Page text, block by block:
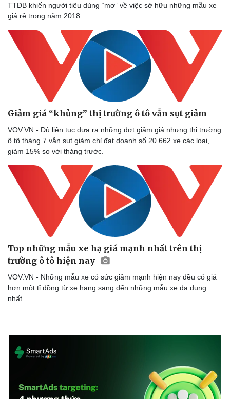
Cây thuốc
Nam khoa
Làm đẹp - giảm cân
TTĐB khiến người tiêu dùng “mơ” về việc sở hữu những mẫu xe
giá rẻ trong năm 2018.
Giảm giá “khủng” thị trường ô tô vẫn sụt giảm
VOV.VN - Dù liên tục đưa ra những đợt giảm giá nhưng thị trường
ô tô tháng 7 vẫn sụt giảm chỉ đạt doanh số 20.662 xe các loại,
giảm 15% so với tháng trước.
Top những mẫu xe hạ giá mạnh nhất trên thị
trường ô tô hiện nay
VOV.VN - Những mẫu xe có sức giảm mạnh hiện nay đều có giá
hơn một tỉ đồng từ xe hạng sang đến những mẫu xe đa dụng
nhất.